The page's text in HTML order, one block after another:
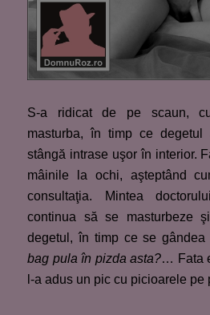
S-a ridicat de pe scaun,
masturba, în timp ce
stângă intrase uşor în interior.
mâinile la ochi, aşteptând
consultaţia. Mintea
continua să se masturbeze
degetul, în timp ce se
bag pula în pizda asta?… Fata
l-a adus un pic cu picioarele pe